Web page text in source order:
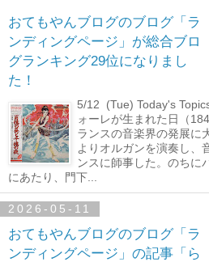
おてもやんブログのブログ「ラ
ンディングページ」が総合ブロ
グランキング29位になりまし
た！
5/12 (Tue) Today's
ォーレが生まれた日（
ランスの音楽界の発展に
よりオルガンを演奏し、
ンスに師事した。のちに
にあたり、門下...
2026-05-11
おてもやんブログのブログ「ラ
ンディングページ」の記事「ら